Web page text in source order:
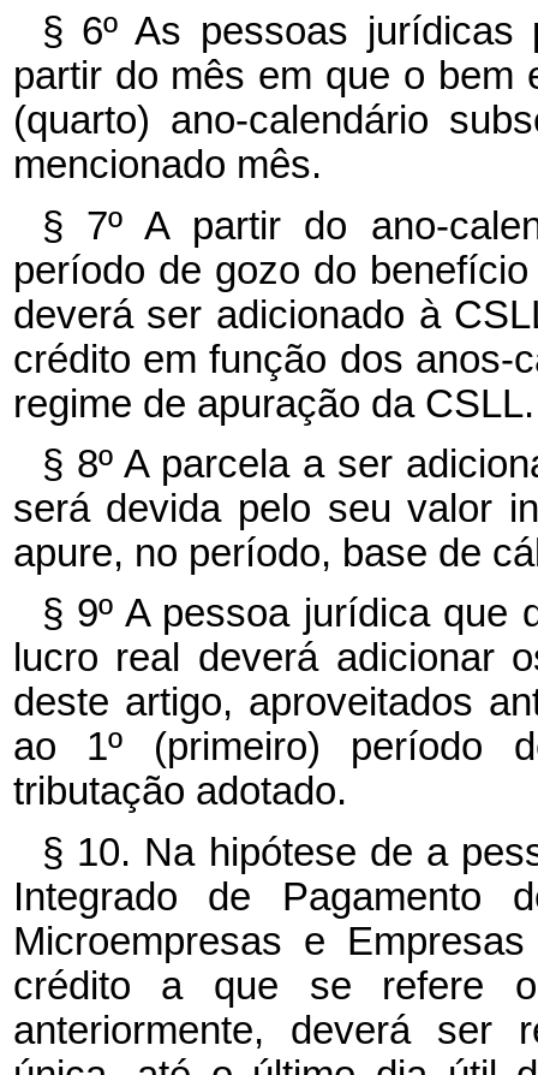
§ 6º As pessoas
partir do mês em que o bem
(quarto) ano-calendário
mencionado mês.
§ 7º A partir do ano-
período de gozo do
deverá ser adicionado à
crédito em função dos anos-
regime de apuração da CSLL.
§ 8º A parcela a ser
será devida pelo seu valor
apure, no período, base de
§ 9º A pessoa jurídica que
lucro real deverá adicionar
deste artigo, aproveitados
ao 1º (primeiro) período
tributação adotado.
§ 10. Na hipótese de a
Integrado de Pagamento
Microempresas e
crédito a que se refere o
anteriormente, deverá ser